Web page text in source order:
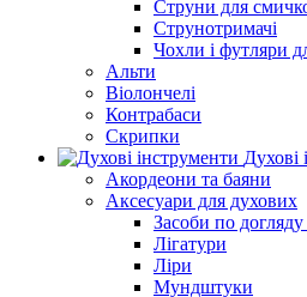
Струни для
Струнотримачі
Чохли і футляри
Альти
Віолончелі
Контрабаси
Скрипки
Духові
Акордеони та баяни
Аксесуари для духових
Засоби по
Лігатури
Ліри
Мундштуки